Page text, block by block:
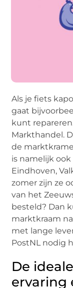
Als je fiets
gaat
kunt
Markthandel.
de
is namelijk
Eindhoven,
zomer zijn ze
van het
besteld? Dan
marktkraam
met lange
PostNL nodig
De
ervaring